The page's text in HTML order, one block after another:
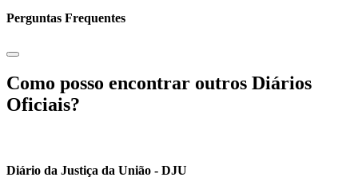
Perguntas Frequentes
Como posso encontrar outros Diários
Oficiais?
Diário da Justiça da União - DJU